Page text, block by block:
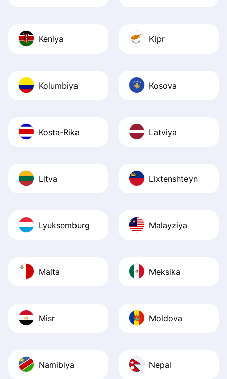
Keniya Kipr
Kolumbiya Kosova
Kosta-Rika Latviya
Litva Lixtenshteyn
Lyuksemburg Malayziya
Malta Meksika
Misr Moldova
Namibiya Nepal